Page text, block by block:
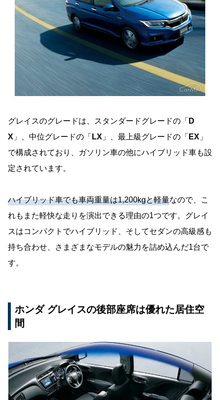
グレイスのグレードは、スタンダードグレードの「 D
X 」、中位グレードの「 LX 」、最上級グレードの「 EX 」
で構成されており、ガソリン車の他にハイブリッド車も設
定されています。
ハイブリッド車でも車両重量は1,200kgと軽量なので、こ
れもまた軽快な走りを演出できる理由の1つです。グレイ
スはコンパクトでハイブリッド、そしてセダンの高級感も
持ち合わせ、さまざまなモデルの魅力を詰め込んだ1台で
す。
ホンダ グレイスの後部座席は優れた居住空
間